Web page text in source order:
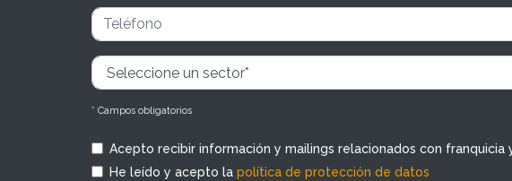
* Campos obligatorios
Acepto recibir información y mailings relacionados con
He leído y acepto la política de protección de datos